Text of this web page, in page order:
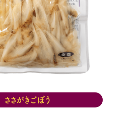
ささがきごぼう